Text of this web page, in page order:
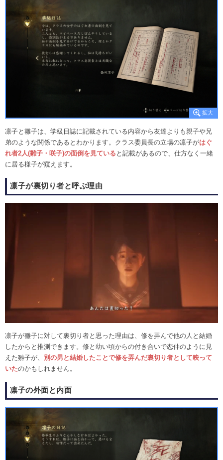
凛子と雛子は、学級日誌に記載されている内容から友達よりも親子や兄
弟のような関係であるとわかります。クラス委員長の立場の凛子がはぐ
れ者2人(雛子・咲子)の面倒を見ている と記載があるので、仕方なく一緒
に居る様子が窺えます。
凛子が裏切り者と呼ぶ理由
凛子が雛子に対して裏切り者と思った理由は、修を弄んで他の人と結婚
したからと推測できます。修と幼い頃からの付き合いで恋仲のように見
えた雛子が、 別の男と結婚したことで修を弄んだ裏切り者として映って
いたのかもしれません。
凛子の外面と内面